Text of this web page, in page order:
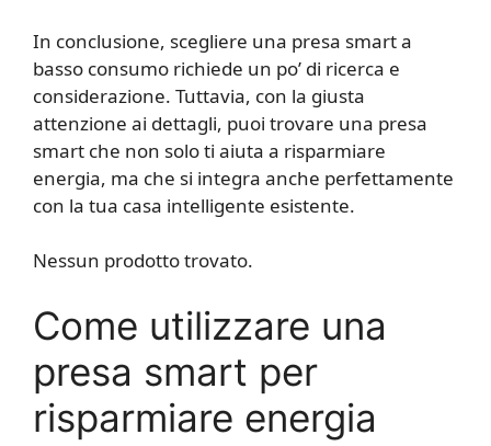
In conclusione, scegliere una presa smart a
basso consumo richiede un po’ di ricerca e
considerazione. Tuttavia, con la giusta
attenzione ai dettagli, puoi trovare una presa
smart che non solo ti aiuta a risparmiare
energia, ma che si integra anche perfettamente
con la tua casa intelligente esistente.
Nessun prodotto trovato.
Come utilizzare una
presa smart per
risparmiare energia